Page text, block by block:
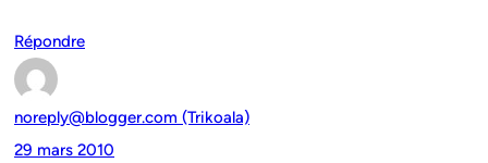
Répondre
noreply@blogger.com (Trikoala)
29 mars 2010